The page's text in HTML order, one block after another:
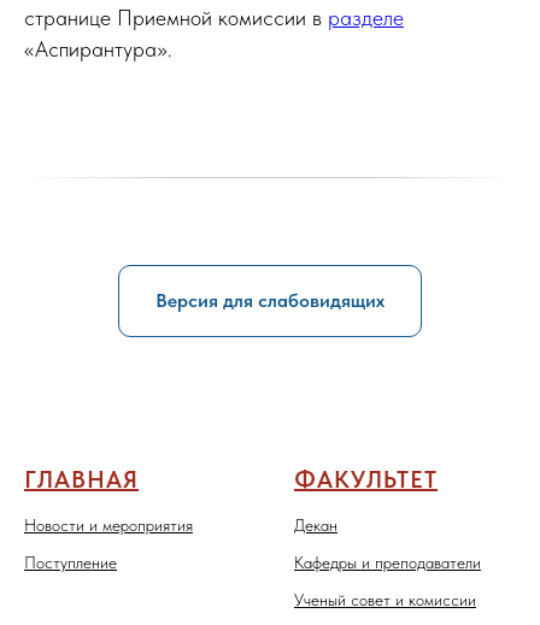
странице Приемной комиссии в разделе
«Аспирантура».
Версия для слабовидящих
ГЛАВНАЯ
Новости и мероприятия
Поступление
ФАКУЛЬТЕТ
Декан
Кафедры и преподаватели
Ученый совет и комиссии